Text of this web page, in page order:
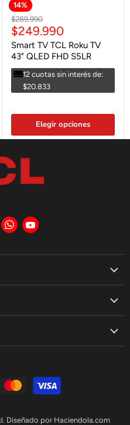
14%
Precio
original
$289.990
Precio
actual
$249.990
Smart TV TCL Roku TV
43" QLED FHD S5LR
12 cuotas sin interés de:
$20.833
Elegir opciones
Encuéntrenos
en
Encuéntrenos
en
Diseñado por Haciendola.com